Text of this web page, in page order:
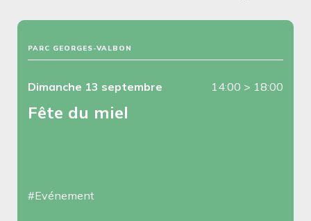
PARC GEORGES-VALBON
Dimanche 13 septembre 14:00 > 18:00
Fête du miel
#Evénement